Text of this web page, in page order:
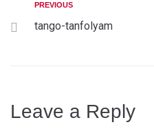
PREVIOUS
tango-tanfolyam
Leave a Reply